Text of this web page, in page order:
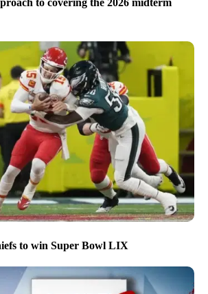
to covering the 2026 midterm
to win Super Bowl LIX